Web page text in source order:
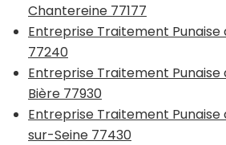
Chantereine 77177
Entreprise Traitement Punaise
77240
Entreprise Traitement Punaise
Bière 77930
Entreprise Traitement
sur-Seine 77430